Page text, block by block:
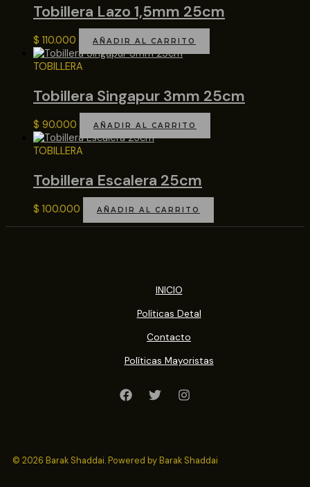
Tobillera Lazo 1,5mm 25cm
$ 110.000 AÑADIR AL CARRITO
TOBILLERA
Tobillera Singapur 3mm 25cm
$ 90.000 AÑADIR AL CARRITO
TOBILLERA
Tobillera Escalera 25cm
$ 100.000 AÑADIR AL CARRITO
INICIO
Políticas Detal
Contacto
Políticas Mayoristas
© 2026 Barak Shaddai. Powered by Barak Shaddai